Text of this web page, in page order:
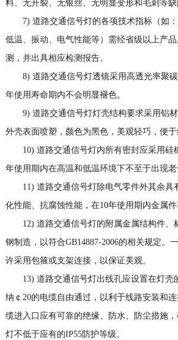
料、无开裂、无银丝、无明显变形和毛刺等缺
7) 道路交通信号灯的各项技术指标（如
低温、振动、电气性能等）需经省级以上产
测，并出具相应检测报告。
8) 道路交通信号灯透镜采用高透光率聚
年使用寿命期内不会明显褪色。
9) 道路交通信号灯灯壳结构要求采用铝
外壳表面喷塑，颜色为黑色，美观轻巧，便于
10) 道路交通信号灯内所有密封应采用硅
年使用期内在高温和低温环境下不至于出现老
11) 道路交通信号灯除电气零件外其余具
化性能、抗腐蚀性能，在10年使用期内金属件
12) 道路交通信号灯的附属金属结构件、
钢制造，以符合GB14887-2006的相关规定。
许采用包箍或支架连接，以保证美观。
13) 道路交通信号灯出线孔应设置在灯壳
纳￠20的电缆自由通过，以利于线路安装和
缆进入口应有可靠的绝缘、防水、防尘措施
灯不低于应有的IP55防护等级。